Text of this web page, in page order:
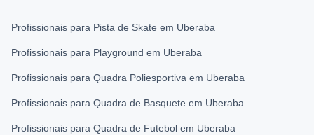
Profissionais para Pista de Skate em Uberaba
Profissionais para Playground em Uberaba
Profissionais para Quadra Poliesportiva em Uberaba
Profissionais para Quadra de Basquete em Uberaba
Profissionais para Quadra de Futebol em Uberaba